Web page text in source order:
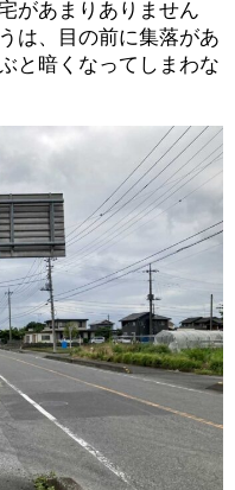
があまりありません
は、目の前に集落があ
と暗くなってしまわな